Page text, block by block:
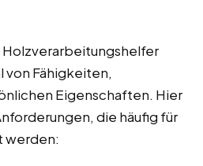
Holzverarbeitungshelfer
von Fähigkeiten,
Eigenschaften. Hier
die häufig für
werden: